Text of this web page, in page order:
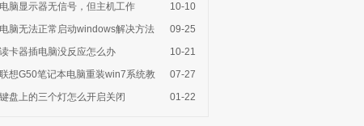
电脑显示器无信号，但主机工作
10-10
电脑无法正常启动windows解决方法
09-25
读卡器插电脑没反应怎么办
10-21
联想G50笔记本电脑重装win7系统教
07-27
键盘上的三个灯怎么开启关闭
01-22